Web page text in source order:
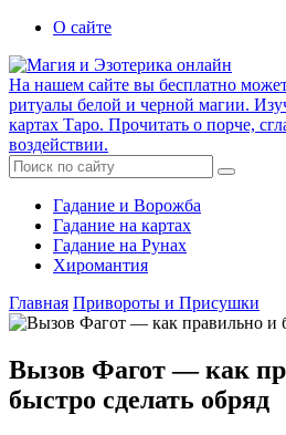
О сайте
На нашем сайте вы бесплатно
ритуалы белой и черной магии.
картах Таро. Прочитать о порче,
воздействии.
Гадание и Ворожба
Гадание на картах
Гадание на Рунах
Хиромантия
Главная Привороты и Присушки
Вызов Фагот — как
быстро сделать обряд